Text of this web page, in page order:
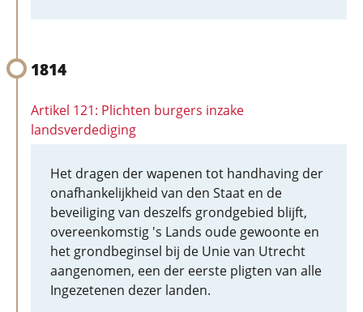
1814
Artikel 121: Plichten burgers inzake
landsverdediging
Het dragen der wapenen tot handhaving der
onafhankelijkheid van den Staat en de
beveiliging van deszelfs grondgebied blijft,
overeenkomstig 's Lands oude gewoonte en
het grondbeginsel bij de Unie van Utrecht
aangenomen, een der eerste pligten van alle
Ingezetenen dezer landen.